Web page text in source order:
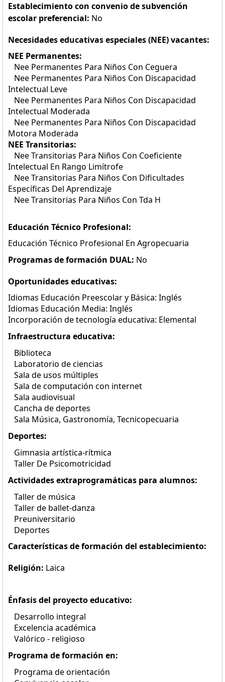
Establecimiento con convenio de subvención
escolar preferencial: No
Necesidades educativas especiales (NEE) vacantes:
NEE Permanentes:
Nee Permanentes Para Niños Con Ceguera
Nee Permanentes Para Niños Con Discapacidad
Intelectual Leve
Nee Permanentes Para Niños Con Discapacidad
Intelectual Moderada
Nee Permanentes Para Niños Con Discapacidad
Motora Moderada
NEE Transitorias:
Nee Transitorias Para Niños Con Coeficiente
Intelectual En Rango Limítrofe
Nee Transitorias Para Niños Con Dificultades
Específicas Del Aprendizaje
Nee Transitorias Para Niños Con Tda H
Educación Técnico Profesional:
Educación Técnico Profesional En Agropecuaria
Programas de formación DUAL: No
Oportunidades educativas:
Idiomas Educación Preescolar y Básica: Inglés
Idiomas Educación Media: Inglés
Incorporación de tecnología educativa: Elemental
Infraestructura educativa:
Biblioteca
Laboratorio de ciencias
Sala de usos múltiples
Sala de computación con internet
Sala audiovisual
Cancha de deportes
Sala Música, Gastronomía, Tecnicopecuaria
Deportes:
Gimnasia artística-rítmica
Taller De Psicomotricidad
Actividades extraprogramáticas para alumnos:
Taller de música
Taller de ballet-danza
Preuniversitario
Deportes
Características de formación del establecimiento:
Religión: Laica
Énfasis del proyecto educativo:
Desarrollo integral
Excelencia académica
Valórico - religioso
Programa de formación en:
Programa de orientación